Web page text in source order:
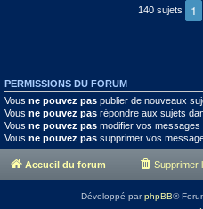
140 sujets 1
PERMISSIONS DU FORUM
Vous ne pouvez pas publier de nouveaux
Vous ne pouvez pas répondre aux sujets
Vous ne pouvez pas modifier vos
Vous ne pouvez pas supprimer vos
Accueil du forum Supprimer
Développé parphpBB®